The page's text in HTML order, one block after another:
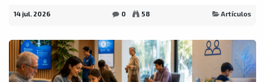
14 jul. 2026 0 58 Artículos